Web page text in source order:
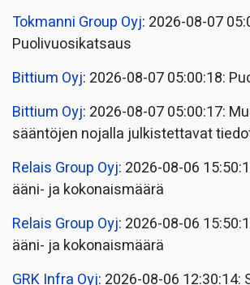
Tokmanni Group Oyj: 2026-08-07
Puolivuosikatsaus
Bittium Oyj: 2026-08-07 05:00:18:
Bittium Oyj: 2026-08-07 05:00:17:
sääntöjen nojalla julkistettavat
Relais Group Oyj: 2026-08-06
ääni- ja kokonaismäärä
Relais Group Oyj: 2026-08-06
ääni- ja kokonaismäärä
GRK Infra Oyj: 2026-08-06 12:30:14: